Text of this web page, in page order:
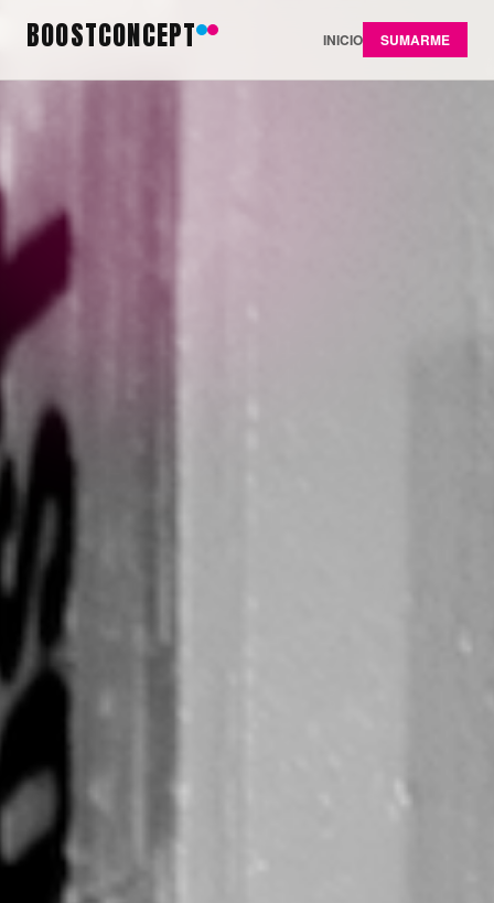
BOOSTCONCEPT INICIO SUMARME